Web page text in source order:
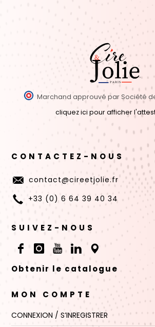
Marchand approuvé par Société
cliquez ici pour afficher
CONTACTEZ-NOUS
contact@cireetjolie.fr
+33 (0) 6 64 39 40 34
SUIVEZ-NOUS
Obtenir le catalogue
MON COMPTE
CONNEXION / S’INREGISTRER